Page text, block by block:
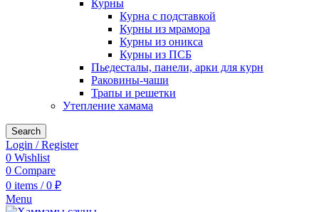
Курны
Курна с подставкой
Курны из мрамора
Курны из оникса
Курны из ПСБ
Пьедесталы, панели, арки для курн
Раковины-чаши
Трапы и решетки
Утепление хамама
Search
Login / Register
0 Wishlist
0 Compare
0 items / 0 ₽
Menu